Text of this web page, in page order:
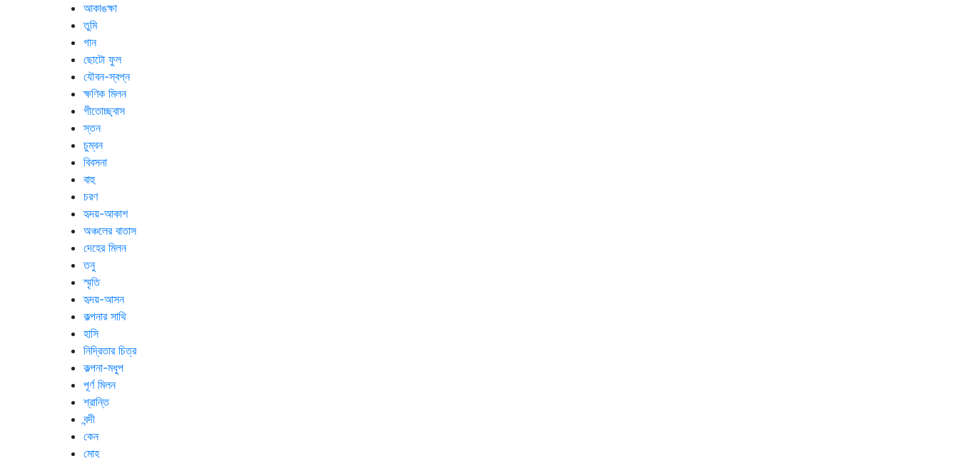
আকাঙক্ষা
তুমি
গান
ছোটো ফুল
যৌবন-স্বপ্ন
ক্ষণিক মিলন
গীতোচ্ছ্বাস
স্তন
চুম্বন
বিবসনা
বাহু
চরণ
হৃদয়-আকাশ
অঞ্চলের বাতাস
দেহের মিলন
তনু
স্মৃতি
হৃদয়-আসন
কল্পনার সাথি
হাসি
নিদ্রিতার চিত্র
কল্পনা-মধুপ
পূর্ণ মিলন
শ্রান্তি
বন্দী
কেন
মোহ